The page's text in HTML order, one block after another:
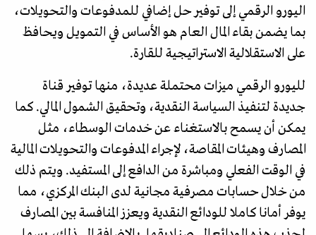
اليورو الرقمي إلى توفير حل إضافي للمدفوعات والتحويلات،
بما يضمن بقاء المال العام هو الأساس في التمويل ويحافظ
على الاستقلالية الاستراتيجية للقارة.
لليورو الرقمي ميزات محتملة عديدة، منها توفير قناة
جديدة لتنفيذ السياسة النقدية، وتحقيق الشمول المالي. كما
يمكن أن يسمح بالاستغناء عن خدمات الوسطاء، مثل
المصارف وهيئات المقاصة، لإجراء المدفوعات والتحويلات المالية
في الوقت الفعلي ومباشرة من الدافع إلى المستفيد. ويتم ذلك
من خلال حسابات مصرفية مجانية لدى البنك المركزي، مما
يوفر أمانا كاملا للودائع النقدية ويعزز المنافسة بين المصارف